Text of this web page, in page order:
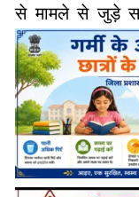
से मामले से जुड़े